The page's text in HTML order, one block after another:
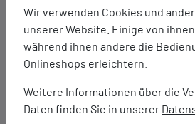
Wir verwenden Cookies und
unserer Website. Einige von
während ihnen andere die
Onlineshops erleichtern.
Weitere Informationen über die
Daten finden Sie in unserer
Ausstattung:
Innovatives Mesh-
Atmungsaktivität verbessert
AMPLIFOAM PLUS Technologie:
GEL Technologie im
Stoßabsorption und sorgt für